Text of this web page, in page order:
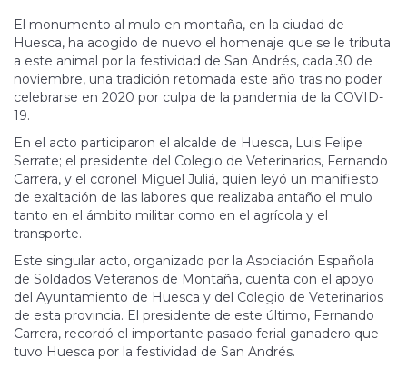
El monumento al mulo en montaña, en la ciudad de
Huesca, ha acogido de nuevo el homenaje que se le tributa
a este animal por la festividad de San Andrés, cada 30 de
noviembre, una tradición retomada este año tras no poder
celebrarse en 2020 por culpa de la pandemia de la COVID-
19.
En el acto participaron el alcalde de Huesca, Luis Felipe
Serrate; el presidente del Colegio de Veterinarios, Fernando
Carrera, y el coronel Miguel Juliá, quien leyó un manifiesto
de exaltación de las labores que realizaba antaño el mulo
tanto en el ámbito militar como en el agrícola y el
transporte.
Este singular acto, organizado por la Asociación Española
de Soldados Veteranos de Montaña, cuenta con el apoyo
del Ayuntamiento de Huesca y del Colegio de Veterinarios
de esta provincia. El presidente de este último, Fernando
Carrera, recordó el importante pasado ferial ganadero que
tuvo Huesca por la festividad de San Andrés.